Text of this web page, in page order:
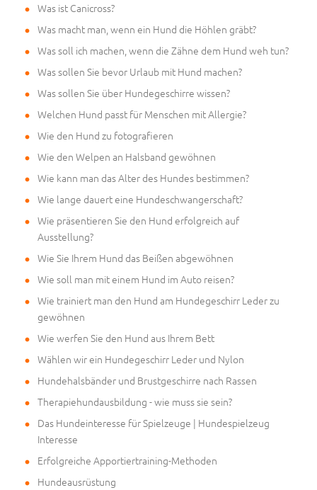
Was ist Canicross?
Was macht man, wenn ein Hund die Höhlen gräbt?
Was soll ich machen, wenn die Zähne dem Hund weh tun?
Was sollen Sie bevor Urlaub mit Hund machen?
Was sollen Sie über Hundegeschirre wissen?
Welchen Hund passt für Menschen mit Allergie?
Wie den Hund zu fotografieren
Wie den Welpen an Halsband gewöhnen
Wie kann man das Alter des Hundes bestimmen?
Wie lange dauert eine Hundeschwangerschaft?
Wie präsentieren Sie den Hund erfolgreich auf
Ausstellung?
Wie Sie Ihrem Hund das Beißen abgewöhnen
Wie soll man mit einem Hund im Auto reisen?
Wie trainiert man den Hund am Hundegeschirr Leder zu
gewöhnen
Wie werfen Sie den Hund aus Ihrem Bett
Wählen wir ein Hundegeschirr Leder und Nylon
Hundehalsbänder und Brustgeschirre nach Rassen
Therapiehundausbildung - wie muss sie sein?
Das Hundeinteresse für Spielzeuge | Hundespielzeug
Interesse
Erfolgreiche Apportiertraining-Methoden
Hundeausrüstung